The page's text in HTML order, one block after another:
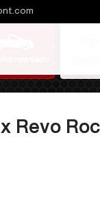
GR Sport
Overland
Legender
Revo